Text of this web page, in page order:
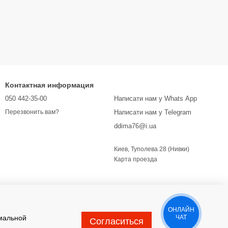
Контактная информация
050 442-35-00
Перезвонить вам?
Написати нам у Whats App
Написати нам у Telegram
ddima76@i.ua
Киев, Туполева 28 (Нивки)
Карта проезда
Согласиться
ОНЛАЙН
ЧАТ